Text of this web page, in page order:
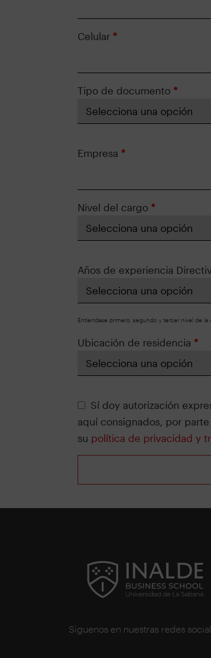
Celular *
Tipo de documento *
Empresa *
Nivel del cargo *
Años de experiencia
Entiendase primero, segundo y tercer nivel de la
Ubicación de residencia *
Sí doy autorización
aquí consignados, por
su política de privacidad y
Síguenos en nuestras redes